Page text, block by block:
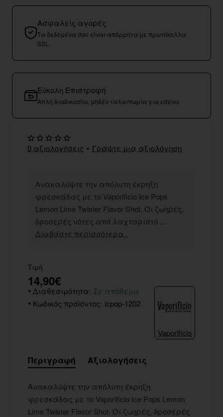
Ασφαλείς αγορές
Τα δεδομένα σου είναι απόρρητα με πρωτόκολλα
SSL.
Εύκολη Επιστροφή
Απλή διαδικασία, μηδέν ταλαιπωρία για εσένα
Ανακαλύψτε την απόλυτη έκρηξη
φρεσκάδας με το Vaporificio Ice Pops
Lemon Lime Twister Flavor Shot. Οι ζωηρές,
δροσερές νότες από λαχταριστό ...
Διαβάστε περισσότερα..
0 αξιολογήσεις • Γράψτε μια αξιολόγηση
Τιμή
14,90€
Διαθεσιμότητα: Σε απόθεμα
Κωδικός προϊόντος: icpop-1202
Vaporificio
Περιγραφή Αξιολογήσεις
Ανακαλύψτε την απόλυτη έκρηξη
φρεσκάδας με το Vaporificio Ice Pops Lemon
Lime Twister Flavor Shot. Οι ζωηρές, δροσερές